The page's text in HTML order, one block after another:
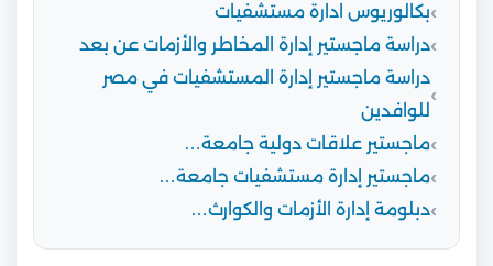
بكالوريوس ادارة مستشفيات
دراسة ماجستير إدارة المخاطر والأزمات عن بعد
دراسة ماجستير إدارة المستشفيات في مصر
للوافدين
ماجستير علاقات دولية جامعة…
ماجستير إدارة مستشفيات جامعة…
دبلومة إدارة الأزمات والكوارث…